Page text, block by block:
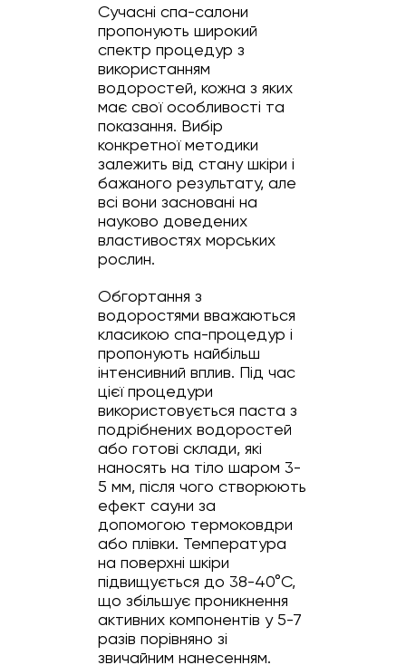
Сучасні спа-салони
пропонують широкий
спектр процедур з
використанням
водоростей, кожна з яких
має свої особливості та
показання. Вибір
конкретної методики
залежить від стану шкіри і
бажаного результату, але
всі вони засновані на
науково доведених
властивостях морських
рослин.
Обгортання з
водоростями вважаються
класикою спа-процедур і
пропонують найбільш
інтенсивний вплив. Під час
цієї процедури
використовується паста з
подрібнених водоростей
або готові склади, які
наносять на тіло шаром 3-
5 мм, після чого створюють
ефект сауни за
допомогою термоковдри
або плівки. Температура
на поверхні шкіри
підвищується до 38-40°C,
що збільшує проникнення
активних компонентів у 5-7
разів порівняно зі
звичайним нанесенням.